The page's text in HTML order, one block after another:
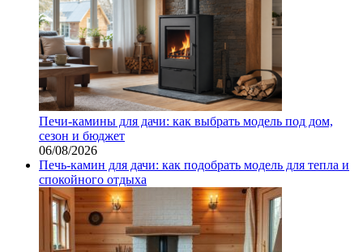
Печи-камины для дачи: как выбрать модель под дом,
сезон и бюджет
06/08/2026
Печь-камин для дачи: как подобрать модель для тепла и
спокойного отдыха